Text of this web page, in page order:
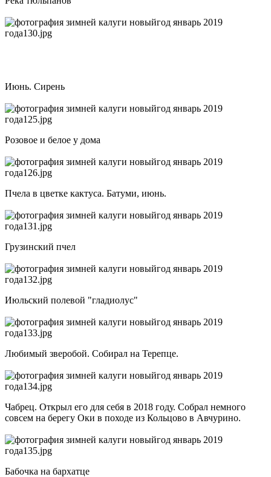
Июнь. Сирень
Розовое и белое у дома
Пчела в цветке кактуса. Батуми, июнь.
Грузинский пчел
Июльский полевой "гладиолус"
Любимый зверобой. Собирал на Терепце.
Чабрец. Открыл его для себя в 2018 году. Собрал немного
совсем на берегу Оки в походе из Кольцово в Авчурино.
Бабочка на бархатце